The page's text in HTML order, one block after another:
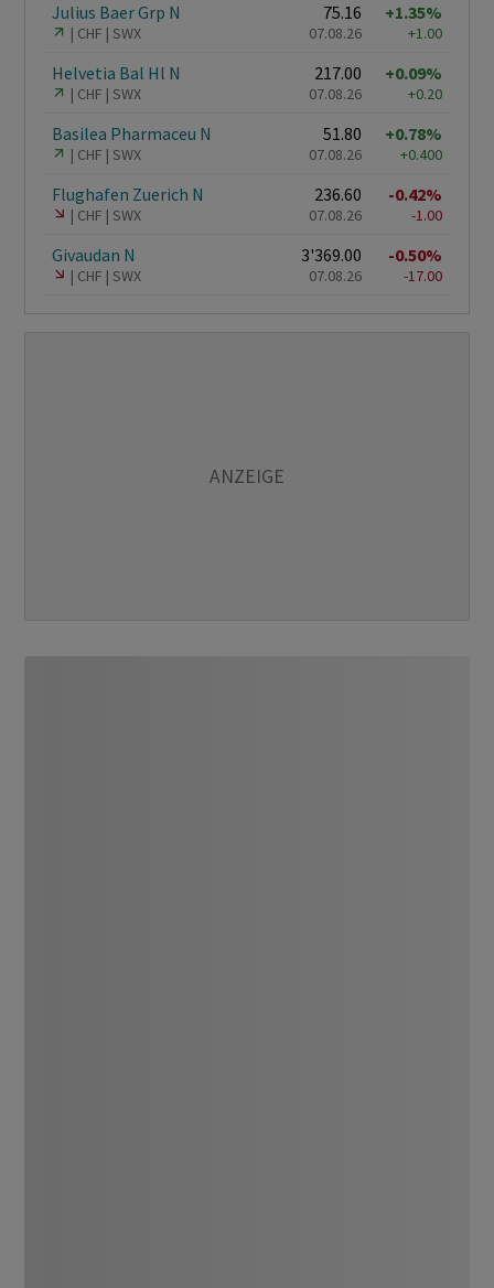
Julius Baer Grp N
CHF SWX
75.16
07.08.26
+1.35%
+1.00
Helvetia Bal Hl N
CHF SWX
217.00
07.08.26
+0.09%
+0.20
Basilea Pharmaceu N
CHF SWX
51.80
07.08.26
+0.78%
+0.400
Flughafen Zuerich N
CHF SWX
236.60
07.08.26
-0.42%
-1.00
Givaudan N
CHF SWX
3'369.00
07.08.26
-0.50%
-17.00